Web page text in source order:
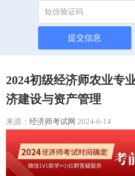
提交信息
2024初级经济师农业专
济建设与资产管理
来源： 经济师考试网 2024-6-14